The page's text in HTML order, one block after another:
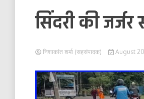
सिंदरी की
निशाकांत शर्मा (सहसंपादक) August